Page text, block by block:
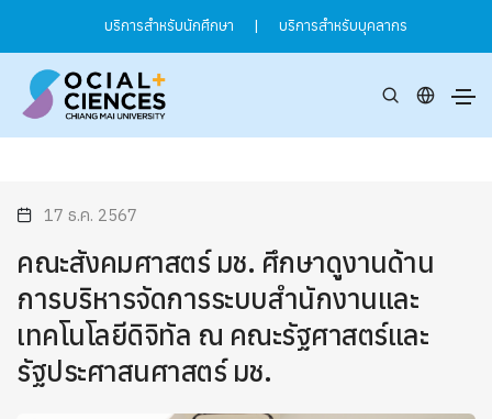
บริการสำหรับนักศึกษา | บริการสำหรับบุคลากร
17 ธ.ค. 2567
คณะสังคมศาสตร์ มช. ศึกษาดูงานด้าน
การบริหารจัดการระบบสำนักงานและ
เทคโนโลยีดิจิทัล ณ คณะรัฐศาสตร์และ
รัฐประศาสนศาสตร์ มช.